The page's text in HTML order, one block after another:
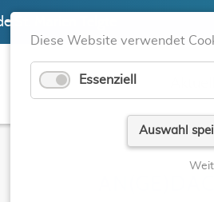
St. Marien Telgte
Diese Website verwendet
Essenziell
Auswahl